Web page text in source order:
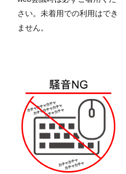
さい。未着用での利用はでき
ません。